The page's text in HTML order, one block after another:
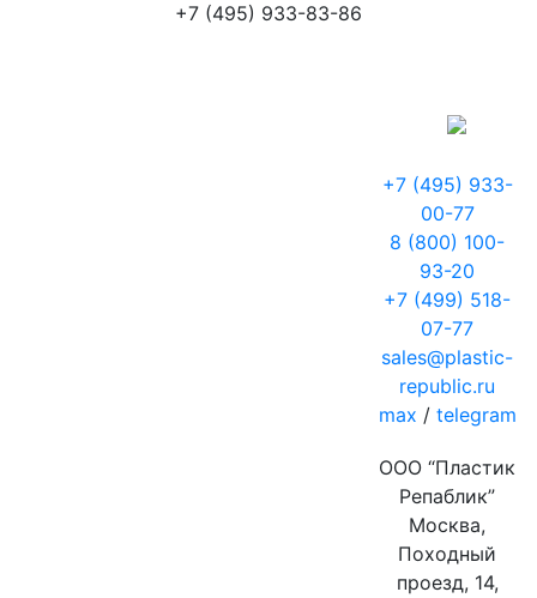
+7 (495) 933-83-86
+7 (495) 933-
00-77
8 (800) 100-
93-20
+7 (499) 518-
07-77
sales@plastic-
republic.ru
max / telegram
ООО “Пластик
Репаблик”
Москва,
Походный
проезд, 14,